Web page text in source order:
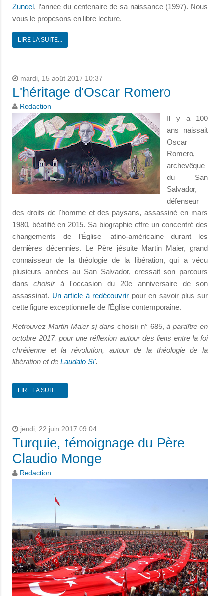
Zundel, l’année du centenaire de sa naissance (1997). Nous
vous le proposons en libre lecture.
LIRE LA SUITE...
mardi, 15 août 2017 10:37
L'héritage d'Oscar Romero
Redaction
Il y a 100
ans naissait
Oscar
Romero,
archevêque
du San
Salvador,
défenseur
des droits de l'homme et des paysans, assassiné en mars
1980, béatifié en 2015. Sa biographie offre un concentré des
changements de l’Église latino-américaine durant les
dernières décennies. Le Père jésuite Martin Maier, grand
connaisseur de la théologie de la libération, qui a vécu
plusieurs années au San Salvador, dressait son parcours
danschoisirà l'occasion du 20e anniversaire de son
assassinat. Un article à redécouvrir pour en savoir plus sur
cette figure exceptionnelle de l’Église contemporaine.
Retrouvez Martin Maier sj dans choisir n° 685, à paraître en
octobre 2017, pour une réflexion autour des liens entre la foi
chrétienne et la révolution, autour de la théologie de la
libération et de Laudato Si'.
LIRE LA SUITE...
jeudi, 22 juin 2017 09:04
Turquie, témoignage du Père
Claudio Monge
Redaction